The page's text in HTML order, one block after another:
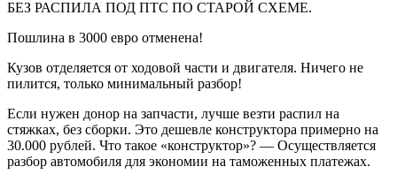
БЕЗ РАСПИЛА ПОД ПТС ПО СТАРОЙ СХЕМЕ.
Пошлина в 3000 евро отменена!
Кузов отделяется от ходовой части и двигателя. Ничего не
пилится, только минимальный разбор!
Если нужен донор на запчасти, лучше везти распил на
стяжках, без сборки. Это дешевле конструктора примерно на
30.000 рублей. Что такое «конструктор»? — Осуществляется
разбор автомобиля для экономии на таможенных платежах.